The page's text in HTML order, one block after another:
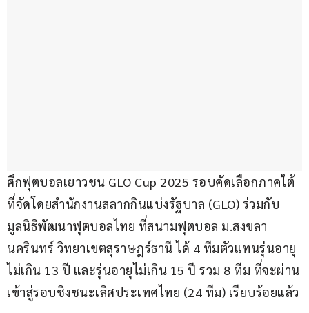
ศึกฟุตบอลเยาวชน GLO Cup 2025 รอบคัดเลือกภาคใต้
ที่จัดโดยสำนักงานสลากกินแบ่งรัฐบาล (GLO) ร่วมกับ
มูลนิธิพัฒนาฟุตบอลไทย ที่สนามฟุตบอล ม.สงขลา
นครินทร์ วิทยาเขตสุราษฎร์ธานี ได้ 4 ทีมตัวแทนรุ่นอายุ
ไม่เกิน 13 ปี และรุ่นอายุไม่เกิน 15 ปี รวม 8 ทีม ที่จะผ่าน
เข้าสู่รอบชิงชนะเลิศประเทศไทย (24 ทีม) เรียบร้อยแล้ว